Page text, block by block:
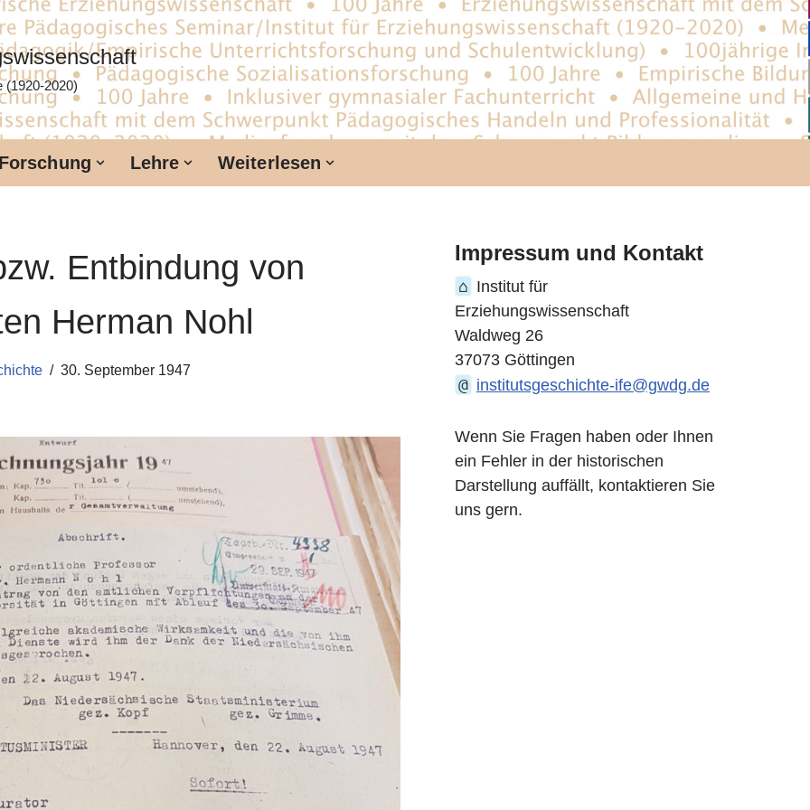
(1920-2020)
Forschung Lehre Weiterlesen
Entbindung von
Herman Nohl
30. September 1947
Impressum und Kontakt
⌂ Institut für
Erziehungswissenschaft
Waldweg 26
37073 Göttingen
@ institutsgeschichte-ife@gwdg.de
Wenn Sie Fragen haben oder Ihnen
ein Fehler in der historischen
Darstellung auffällt, kontaktieren Sie
uns gern.